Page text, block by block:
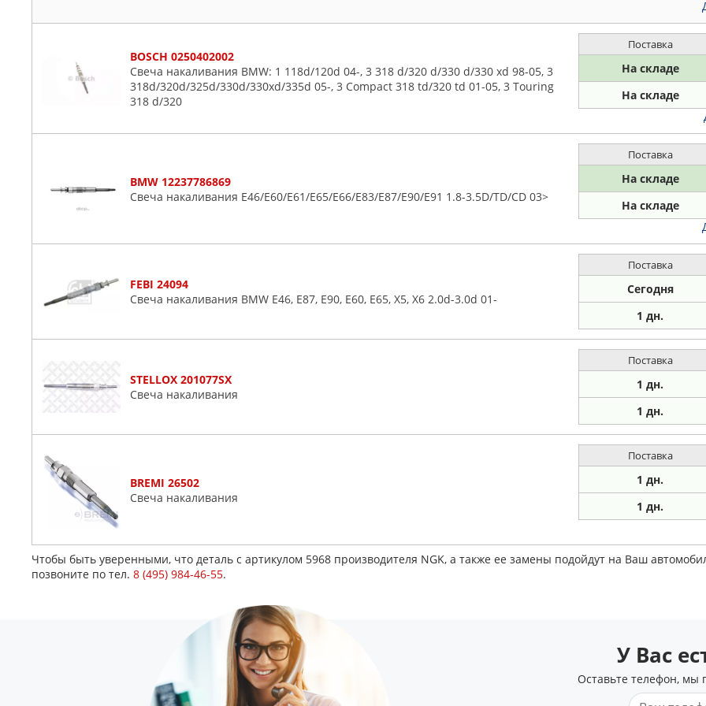
BOSCH 0250402002
Свеча накаливания BMW: 1 118d/120d 04-, 3 318 d/320 d/330 d/330 xd 98-05, 3
318d/320d/325d/330d/330xd/335d 05-, 3 Compact 318 td/320 td 01-05, 3 Touring
318 d/320
Поставка
На складе
На складе
BMW 12237786869
Свеча накаливания E46/E60/E61/E65/E66/E83/E87/E90/E91 1.8-3.5D/TD/CD 03>
Поставка
На складе
На складе
FEBI 24094
Свеча накаливания BMW E46, E87, E90, E60, E65, X5, X6 2.0d-3.0d 01-
Поставка
Сегодня
1 дн.
STELLOX 201077SX
Свеча накаливания
Поставка
1 дн.
1 дн.
BREMI 26502
Свеча накаливания
Поставка
1 дн.
1 дн.
Чтобы быть уверенными, что деталь с артикулом 5968 производителя NGK, а также ее замены подойдут на Ваш
позвоните по тел. 8 (495) 984-46-55.
У Вас
Оставьте телефон, мы